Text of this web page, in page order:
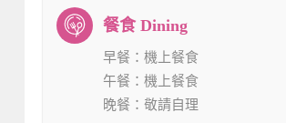
早餐 ：機上餐食
午餐 ：機上餐食
晚餐 ：敬請自理